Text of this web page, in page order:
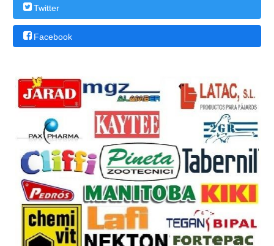
Twitter
Facebook